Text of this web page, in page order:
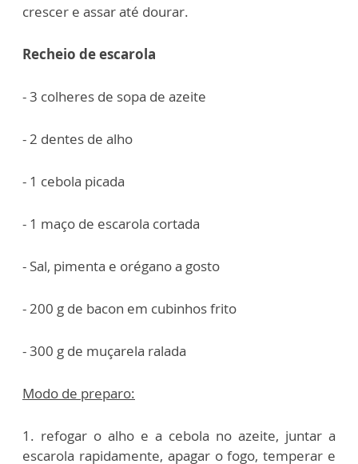
crescer e assar até dourar.
Recheio de escarola
- 3 colheres de sopa de azeite
- 2 dentes de alho
- 1 cebola picada
- 1 maço de escarola cortada
- Sal, pimenta e orégano a gosto
- 200 g de bacon em cubinhos frito
- 300 g de muçarela ralada
Modo de preparo:
1. refogar o alho e a cebola no azeite, juntar a
escarola rapidamente, apagar o fogo, temperar e